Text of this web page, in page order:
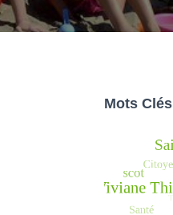
Mots Clés